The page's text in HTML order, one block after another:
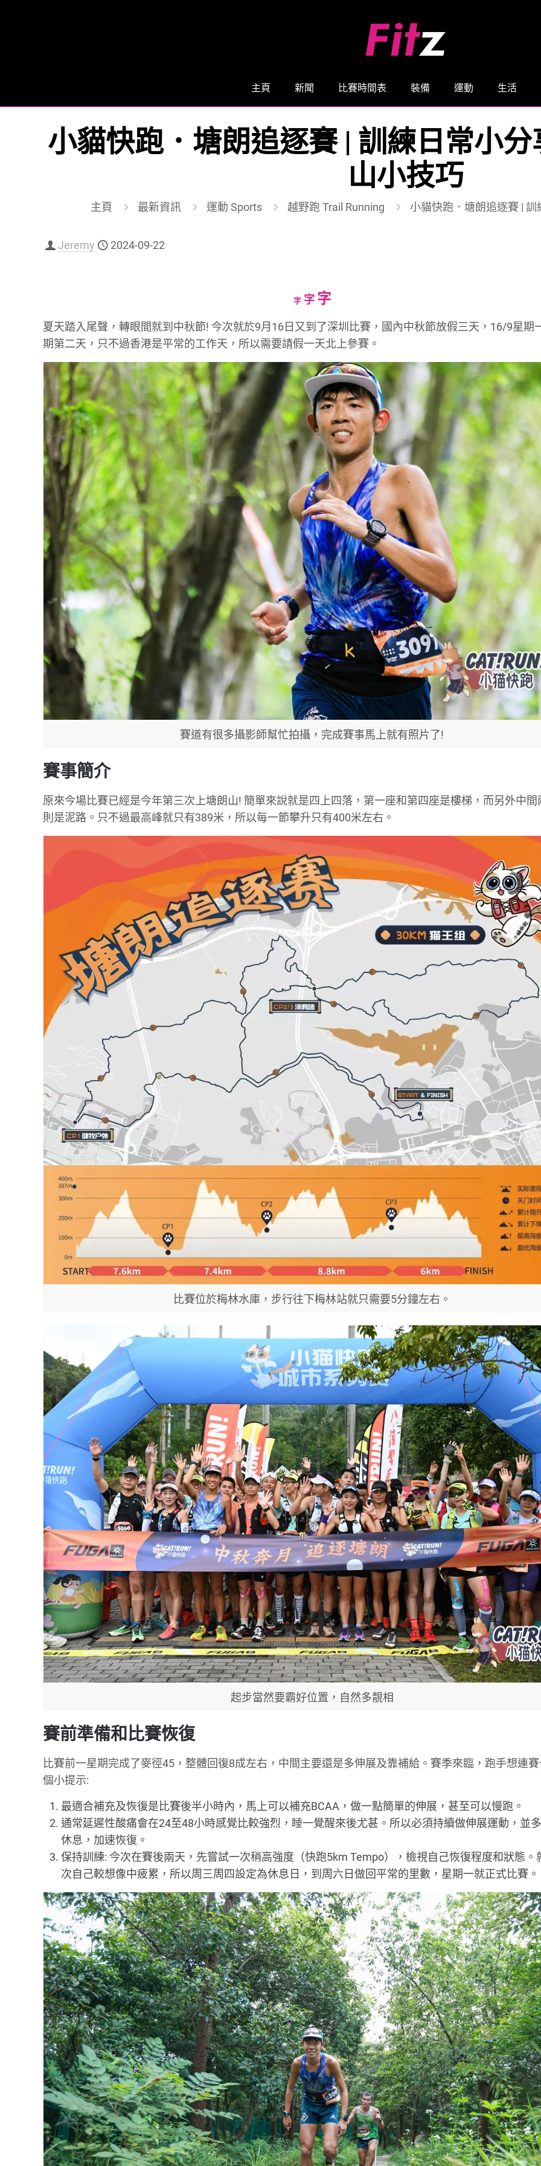
主頁 新聞 比賽時間表 裝備 運動 生活
小貓快跑．塘朗追逐賽 | 訓練日常小
山小技巧
主頁 最新資訊 運動 Sports 越野跑 Trail Running 小貓快跑．塘朗追逐賽 |
Jeremy 2024-09-22
字Decrease
size.
字Reset
size.
字Increase
size.
夏天踏入尾聲，轉眼間就到中秋節! 今次就於9月16日又到了深圳比賽，國內中秋節放假三天，16/9星期
期第二天，只不過香港是平常的工作天，所以需要請假一天北上參賽。
賽道有很多攝影師幫忙拍攝，完成賽事馬上就有照片了!
賽事簡介
原來今場比賽已經是今年第三次上塘朗山! 簡單來說就是四上四落，第一座和第四座是樓梯，而另外中間
則是泥路。只不過最高峰就只有389米，所以每一節攀升只有400米左右。
比賽位於梅林水庫，步行往下梅林站就只需要5分鐘左右。
起步當然要霸好位置，自然多靚相
賽前準備和比賽恢復
比賽前一星期完成了麥徑45，整體回復8成左右，中間主要還是多伸展及靠補給。賽季來臨，跑手想連
個小提示:
最適合補充及恢復是比賽後半小時內，馬上可以補充BCAA，做一點簡單的伸展，甚至可以慢跑。
通常延遲性酸痛會在24至48小時感覺比較強烈，睡一覺醒來後尤甚。所以必須持續做伸展運動，並
休息，加速恢復。
保持訓練: 今次在賽後兩天，先嘗試一次稍高強度（快跑5km Tempo），檢視自己恢復程度和狀態。
次自己較想像中疲累，所以周三周四設定為休息日，到周六日做回平常的里數，星期一就正式比賽。